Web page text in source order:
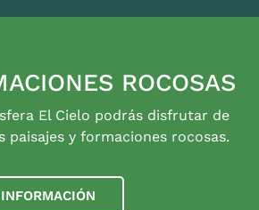
ROCOSAS
El Cielo podrás disfrutar de
paisajes y formaciones rocosas.